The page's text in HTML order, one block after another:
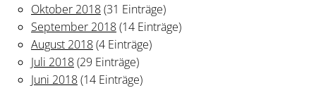
Oktober 2018(31 Einträge)
September 2018(14 Einträge)
August 2018(4 Einträge)
Juli 2018(29 Einträge)
Juni 2018(14 Einträge)